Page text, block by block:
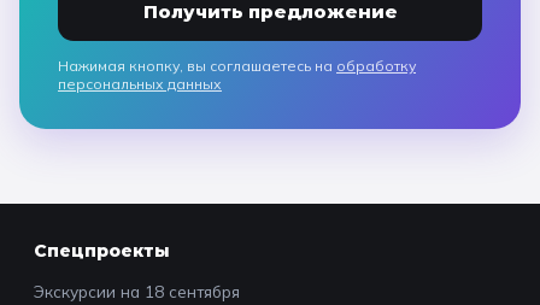
Получить предложение
Нажимая кнопку, вы соглашаетесь на обработку
персональных данных
Спецпроекты
Экскурсии на 18 сентября